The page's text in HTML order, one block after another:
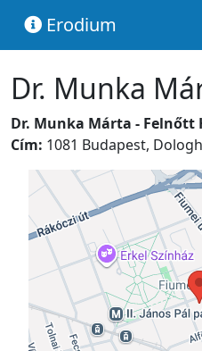
Erodium
Dr. Munka
Dr. Munka Márta - Felnőtt
Cím: 1081 Budapest,